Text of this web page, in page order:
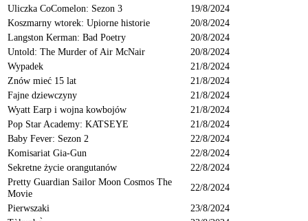
Uliczka CoComelon: Sezon 3
19/8/2024
Koszmarny wtorek: Upiorne historie
20/8/2024
Langston Kerman: Bad Poetry
20/8/2024
Untold: The Murder of Air McNair
20/8/2024
Wypadek
21/8/2024
Znów mieć 15 lat
21/8/2024
Fajne dziewczyny
21/8/2024
Wyatt Earp i wojna kowbojów
21/8/2024
Pop Star Academy: KATSEYE
21/8/2024
Baby Fever: Sezon 2
22/8/2024
Komisariat Gia-Gun
22/8/2024
Sekretne życie orangutanów
22/8/2024
Pretty Guardian Sailor Moon Cosmos The
Movie
22/8/2024
Pierwszaki
23/8/2024